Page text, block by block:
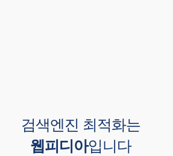
검색엔진 최적화는
웹피디아입니다